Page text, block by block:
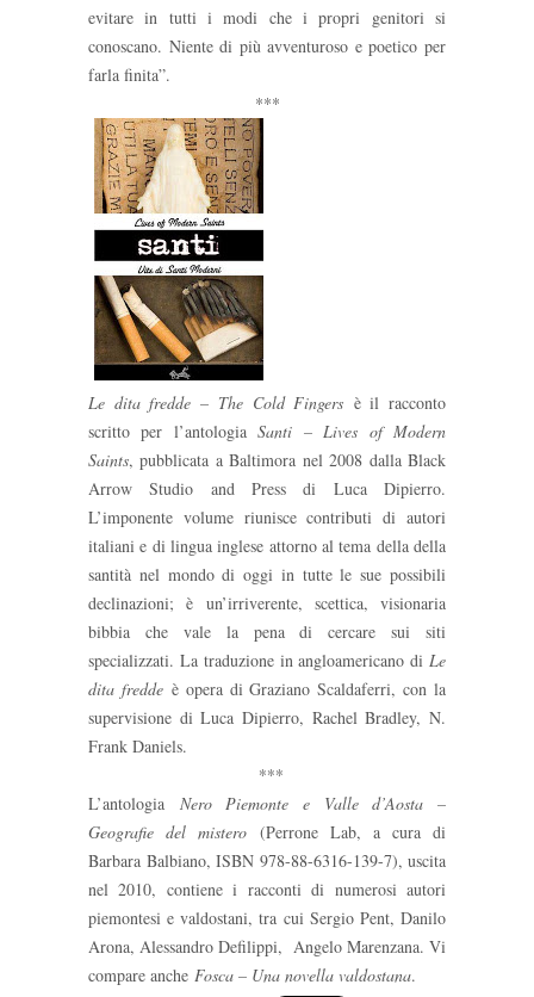
evitare in tutti i modi che i propri genitori si
conoscano. Niente di più avventuroso e poetico per
farla finita”.
***
Le dita fredde – The Cold Fingers è il racconto
scritto per l’antologiaSanti – Lives of Modern
Saints, pubblicata a Baltimora nel 2008 dalla Black
Arrow Studio and Press di Luca Dipierro.
L’imponente volume riunisce contributi di autori
italiani e di lingua inglese attorno al tema della della
santità nel mondo di oggi in tutte le sue possibili
declinazioni; è un’irriverente, scettica, visionaria
bibbia che vale la pena di cercare sui siti
specializzati. La traduzione in angloamericano di Le
dita freddeè opera di Graziano Scaldaferri, con la
supervisione di Luca Dipierro, Rachel Bradley, N.
Frank Daniels.
***
L’antologia Nero Piemonte e Valle d’Aosta –
Geografie del mistero (Perrone Lab, a cura di
Barbara Balbiano, ISBN 978-88-6316-139-7), uscita
nel 2010, contiene i racconti di numerosi autori
piemontesi e valdostani, tra cui Sergio Pent, Danilo
Arona, Alessandro Defilippi, Angelo Marenzana. Vi
compare anche Fosca – Una novella valdostana.